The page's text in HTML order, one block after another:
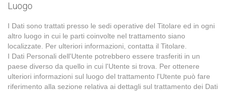
Luogo
I Dati sono trattati presso le sedi operative del Titolare ed in ogni
altro luogo in cui le parti coinvolte nel trattamento siano
localizzate. Per ulteriori informazioni, contatta il Titolare.
I Dati Personali dell'Utente potrebbero essere trasferiti in un
paese diverso da quello in cui l'Utente si trova. Per ottenere
ulteriori informazioni sul luogo del trattamento l'Utente può fare
riferimento alla sezione relativa ai dettagli sul trattamento dei Dati